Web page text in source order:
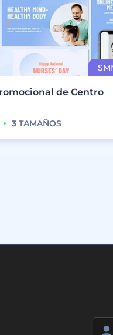
de Centro
3 TAMAÑOS